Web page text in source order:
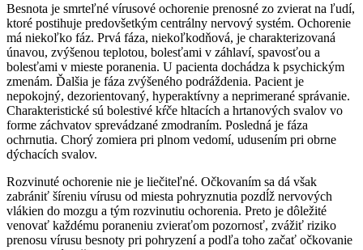
Besnota je smrteľné vírusové ochorenie prenosné zo zvierat na ľudí,
ktoré postihuje predovšetkým centrálny nervový systém. Ochorenie
má niekoľko fáz. Prvá fáza, niekoľkodňová, je charakterizovaná
únavou, zvýšenou teplotou, bolesťami v záhlaví, spavosťou a
bolesťami v mieste poranenia. U pacienta dochádza k psychickým
zmenám. Ďalšia je fáza zvýšeného podráždenia. Pacient je
nepokojný, dezorientovaný, hyperaktívny a neprimerané správanie.
Charakteristické sú bolestivé kŕče hltacích a hrtanových svalov vo
forme záchvatov sprevádzané zmodraním. Posledná je fáza
ochrnutia. Chorý zomiera pri plnom vedomí, udusením pri obrne
dýchacích svalov.
Rozvinuté ochorenie nie je liečiteľné. Očkovaním sa dá však
zabrániť šíreniu vírusu od miesta pohryznutia pozdĺž nervových
vlákien do mozgu a tým rozvinutiu ochorenia. Preto je dôležité
venovať každému poraneniu zvieraťom pozornosť, zvážiť riziko
prenosu vírusu besnoty pri pohryzení a podľa toho začať očkovanie